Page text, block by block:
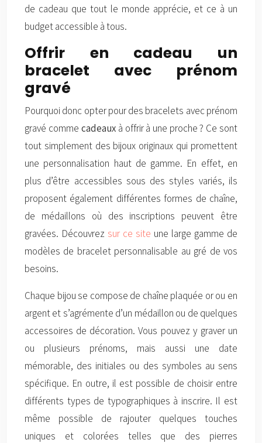
de cadeau que tout le monde apprécie, et ce à un
budget accessible à tous.
Offrir en cadeau un
bracelet avec prénom
gravé
Pourquoi donc opter pour des bracelets avec prénom
gravé comme cadeauxà offrir à une proche ? Ce sont
tout simplement des bijoux originaux qui promettent
une personnalisation haut de gamme. En effet, en
plus d’être accessibles sous des styles variés, ils
proposent également différentes formes de chaîne,
de médaillons où des inscriptions peuvent être
gravées. Découvrez sur ce site une large gamme de
modèles de bracelet personnalisable au gré de vos
besoins.
Chaque bijou se compose de chaîne plaquée or ou en
argent et s’agrémente d’un médaillon ou de quelques
accessoires de décoration. Vous pouvez y graver un
ou plusieurs prénoms, mais aussi une date
mémorable, des initiales ou des symboles au sens
spécifique. En outre, il est possible de choisir entre
différents types de typographiques à inscrire. Il est
même possible de rajouter quelques touches
uniques et colorées telles que des pierres